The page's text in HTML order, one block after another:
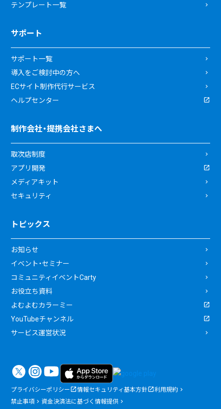
テンプレート一覧
サポート
サポート一覧
導入をご検討中の方へ
ECサイト制作代行サービス
ヘルプセンター
制作会社・提携会社さまへ
取次店制度
アプリ開発
メディアキット
セキュリティ
トピックス
お知らせ
イベント・セミナー
コミュニティイベントCarty
お役立ち資料
よむよむカラーミー
YouTubeチャンネル
サービス運営状況
プライバシーポリシー 情報セキュリティ基本方針
利用規約
禁止事項
資金決済法に基づく情報提供